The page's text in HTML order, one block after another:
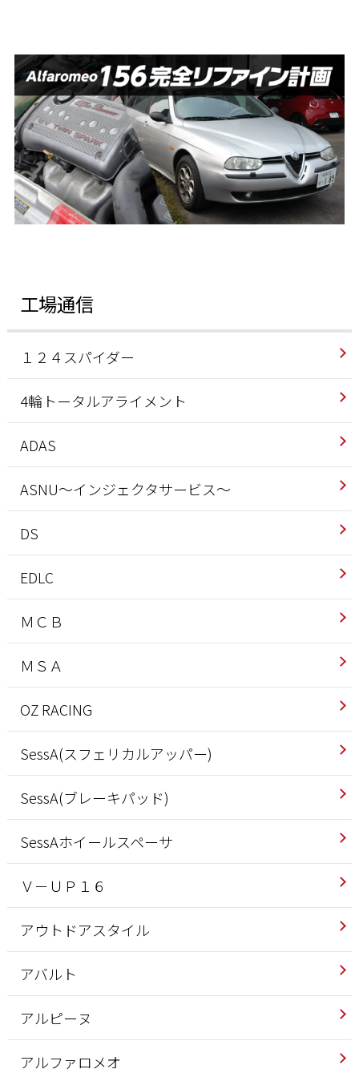
工場通信
１２４スパイダー
4輪トータルアライメント
ADAS
ASNU～インジェクタサービス～
DS
EDLC
ＭＣＢ
ＭＳＡ
OZ RACING
SessA(スフェリカルアッパー)
SessA(ブレーキパッド)
SessAホイールスペーサ
Ｖ－ＵＰ１６
アウトドアスタイル
アバルト
アルピーヌ
アルファロメオ